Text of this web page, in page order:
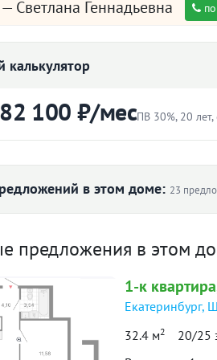
— Светлана Геннадьевна
калькулятор
100 ₽/месПВ 30%, 20 лет,
лет
платёж82 100 ₽
формуле и является ориентировочным.
в этом доме: 23
97 581
предложения в этом
1-к квартира
Екатеринбург,
32.4 м2 20/25